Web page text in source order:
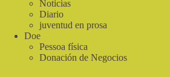
Noticias
Diario
juventud en prosa
Doe
Pessoa física
Donación de Negocios